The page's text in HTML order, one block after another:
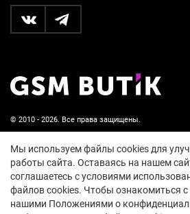
© 2010 - 2026. Все права защищены.
Пользовательское соглашение и
конфиденциальности
18+
Мы используем файлы cookies для
работы сайта. Оставаясь на нашем
соглашаетесь с условиями
файлов cookies. Чтобы ознакомиться с
нашими Положениями о